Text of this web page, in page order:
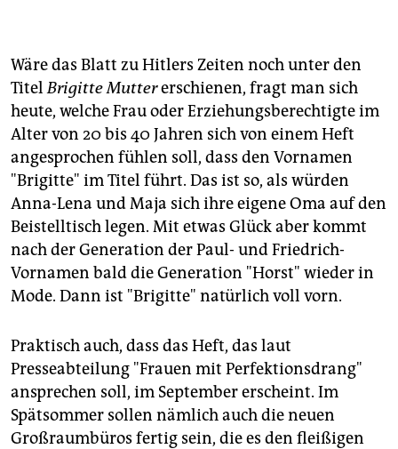
Wäre das Blatt zu Hitlers Zeiten noch unter den
TitelBrigitte Muttererschienen, fragt man sich
heute, welche Frau oder Erziehungsberechtigte im
Alter von 20 bis 40 Jahren sich von einem Heft
angesprochen fühlen soll, dass den Vornamen
"Brigitte" im Titel führt. Das ist so, als würden
Anna-Lena und Maja sich ihre eigene Oma auf den
Beistelltisch legen. Mit etwas Glück aber kommt
nach der Generation der Paul- und Friedrich-
Vornamen bald die Generation "Horst" wieder in
Mode. Dann ist "Brigitte" natürlich voll vorn.
Praktisch auch, dass das Heft, das laut
Presseabteilung "Frauen mit Perfektionsdrang"
ansprechen soll, im September erscheint. Im
Spätsommer sollen nämlich auch die neuen
Großraumbüros fertig sein, die es den fleißigen